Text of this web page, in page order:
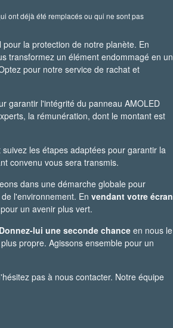
ont déjà été remplacés ou qui ne sont pas
la protection de notre planète. En
transformez un élément endommagé en un
pour notre service de rachat et
garantir l'intégrité du panneau AMOLED
la rémunération, dont le montant est
les étapes adaptées pour garantir la
convenu vous sera transmis.
dans une démarche globale pour
l'environnement. En vendant votre écran
un avenir plus vert.
Donnez-lui une seconde chance en nous le
propre. Agissons ensemble pour un
pas à nous contacter. Notre équipe